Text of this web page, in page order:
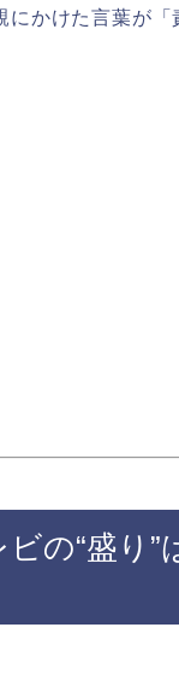
かけた言葉が「
の“盛り”